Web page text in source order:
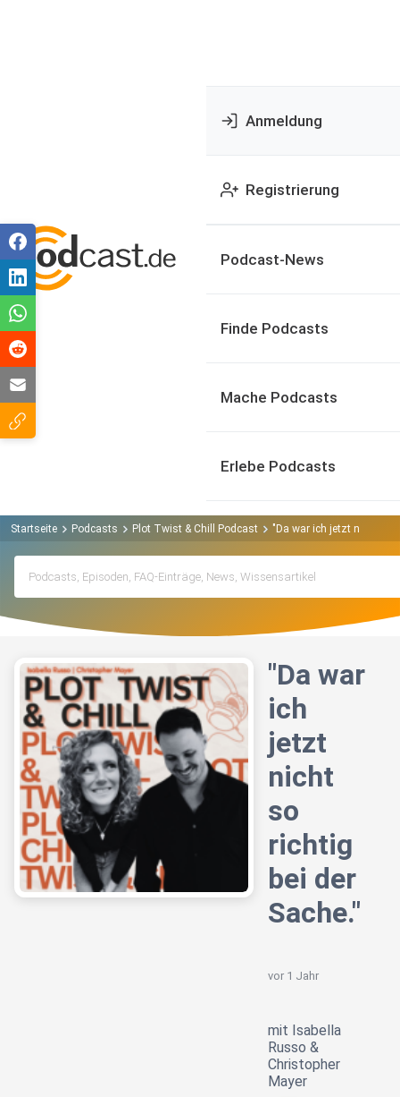
Anmeldung
Registrierung
Podcast-News
Finde Podcasts
Mache Podcasts
Erlebe Podcasts
Startseite Podcasts Plot Twist & Chill Podcast "Da war ich jetzt nicht so
"Da war
ich
jetzt
nicht
so
richtig
bei der
Sache."
vor 1 Jahr
mit Isabella
Russo &
Christopher
Mayer